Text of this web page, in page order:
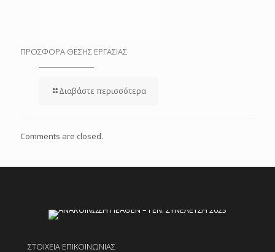
ΠΡΟΣΦΟΡΑ ΘΕΣΗΣ ΕΡΓΑΣΙΑΣ
Διαβάστε περισσότερα
Comments are closed.
ΣΤΟΙΧΕΙΑ ΕΠΙΚΟΙΝΩΝΙΑΣ